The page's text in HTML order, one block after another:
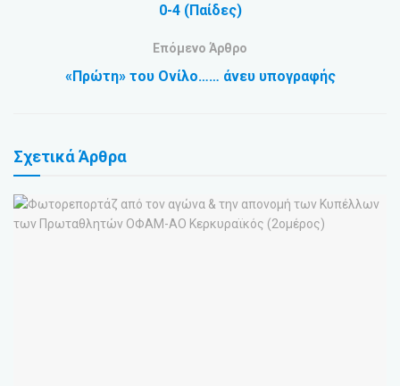
0-4 (Παίδες)
Επόμενο Άρθρο
«Πρώτη» του Ονίλο…… άνευ υπογραφής
ΣχετικάΆρθρα